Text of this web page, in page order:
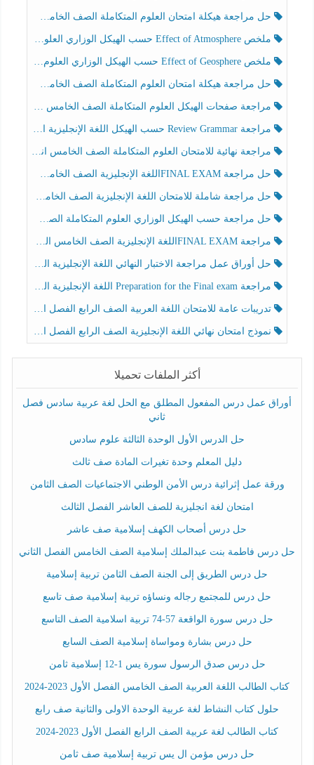
حل مراجعة هيكلة امتحان العلوم المتكاملة الصف الخامس انسبير الفصل الثالث
ملخص Effect of Atmosphere حسب الهيكل الوزاري العلوم المتكاملة الصف الخامس انسبير الفصل الثالث
ملخص Effect of Geosphere حسب الهيكل الوزاري العلوم المتكاملة الصف الخامس انسبير الفصل الثالث
حل مراجعة هيكلة امتحان العلوم المتكاملة الصف الخامس عام الفصل الثالث
مراجعة صفحات الهيكل العلوم المتكاملة الصف الخامس انسبير الفصل الثالث
مراجعة Review Grammar حسب الهيكل اللغة الإنجليزية الصف الخامس الفصل الثالث
مراجعة نهائية للامتحان العلوم المتكاملة الصف الخامس انسبير الفصل الثالث
حل مراجعة FINAL EXAMاللغة الإنجليزية الصف الخامس الفصل الثالث
حل مراجعة شاملة للامتحان اللغة الإنجليزية الصف الخامس الفصل الثالث
حل مراجعة حسب الهيكل الوزاري العلوم المتكاملة الصف الخامس عام الفصل الثالث
مراجعة FINAL EXAMاللغة الإنجليزية الصف الخامس الفصل الثالث
حل أوراق عمل مراجعة الاختبار النهائي اللغة الإنجليزية الصف الرابع الفصل الثالث
مراجعة Preparation for the Final exam اللغة الإنجليزية الصف الرابع الفصل الثالث
تدريبات عامة للامتحان اللغة العربية الصف الرابع الفصل الثالث
نموذج امتحان نهائي اللغة الإنجليزية الصف الرابع الفصل الثالث
أكثر الملفات تحميلا
أوراق عمل درس المفعول المطلق مع الحل لغة عربية سادس فصل
ثاني
حل الدرس الأول الوحدة الثالثة علوم سادس
دليل المعلم وحدة تغيرات المادة صف ثالث
ورقة عمل إثرائية درس الأمن الوطني الاجتماعيات الصف الثامن
امتحان لغة انجليزية للصف العاشر الفصل الثالث
حل درس أصحاب الكهف إسلامية صف عاشر
حل درس فاطمة بنت عبدالملك إسلامية الصف الخامس الفصل الثاني
حل درس الطريق إلى الجنة الصف الثامن تربية إسلامية
حل درس للمجتمع رجاله ونساؤه تربية إسلامية صف تاسع
حل درس سورة الواقعة 57-74 تربية اسلامية الصف التاسع
حل درس بشارة ومواساة إسلامية الصف السابع
حل درس صدق الرسول سورة يس 1-12 إسلامية ثامن
كتاب الطالب اللغة العربية الصف الخامس الفصل الأول 2023-2024
حلول كتاب النشاط لغة عربية الوحدة الاولى والثانية صف رابع
كتاب الطالب لغة عربية الصف الرابع الفصل الأول 2023-2024
حل درس مؤمن ال يس تربية إسلامية صف ثامن